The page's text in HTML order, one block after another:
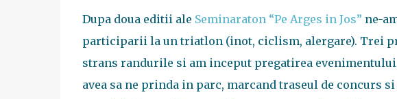
Dupa doua editii ale Seminaraton “Pe Arges in Jos” ne-
participarii la un triatlon (inot, ciclism, alergare). Trei
strans randurile si am inceput pregatirea
avea sa ne prinda in parc, marcand traseul de concurs